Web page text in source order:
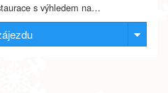
s výhledem na…